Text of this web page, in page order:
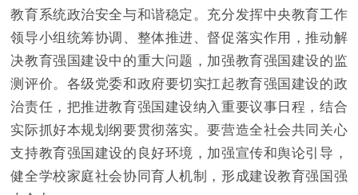
教育系统政治安全与和谐稳定。充分发挥中央教育工作
领导小组统筹协调、整体推进、督促落实作用，推动解
决教育强国建设中的重大问题，加强教育强国建设的监
测评价。各级党委和政府要切实扛起教育强国建设的政
治责任，把推进教育强国建设纳入重要议事日程，结合
实际抓好本规划纲要贯彻落实。要营造全社会共同关心
支持教育强国建设的良好环境，加强宣传和舆论引导，
健全学校家庭社会协同育人机制，形成建设教育强国强